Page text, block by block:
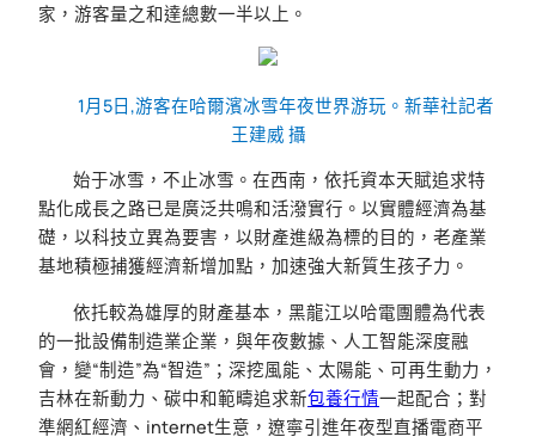
家，游客量之和達總數一半以上。
1月5日,游客在哈爾濱冰雪年夜世界游玩。新華社記者
王建威 攝
始于冰雪，不止冰雪。在西南，依托資本天賦追求特
點化成長之路已是廣泛共鳴和活潑實行。以實體經濟為基
礎，以科技立異為要害，以財產進級為標的目的，老產業
基地積極捕獲經濟新增加點，加速強大新質生孩子力。
依托較為雄厚的財產基本，黑龍江以哈電團體為代表
的一批設備制造業企業，與年夜數據、人工智能深度融
會，變“制造”為“智造”；深挖風能、太陽能、可再生動力，
吉林在新動力、碳中和範疇追求新包養行情一起配合；對
準網紅經濟、internet生意，遼寧引進年夜型直播電商平